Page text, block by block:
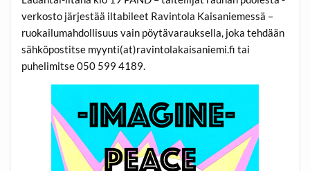
verkosto järjestää iltabileet Ravintola Kaisaniemessä –
ruokailumahdollisuus vain pöytävarauksella, joka tehdään
sähköpostitse myynti(at)ravintolakaisaniemi.fi tai
puhelimitse 050 599 4189.